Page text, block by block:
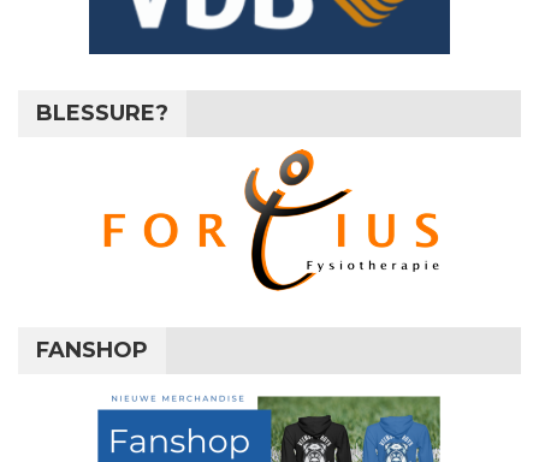
BLESSURE?
FANSHOP